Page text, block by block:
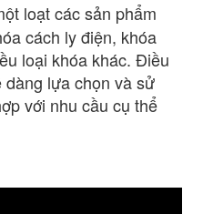
loạt các sản phẩm
cách ly điện, khóa
loại khóa khác. Điều
dàng lựa chọn và sử
với nhu cầu cụ thể